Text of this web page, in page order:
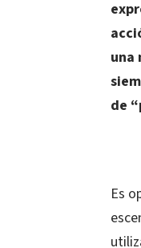
una
de
Es